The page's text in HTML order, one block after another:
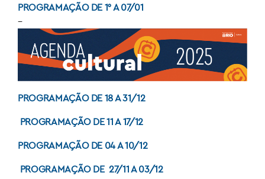
PROGRAMAÇÃO DE 1° A 07/01
–
PROGRAMAÇÃO DE 18 A 31/12
PROGRAMAÇÃO DE 11 A 17/12
PROGRAMAÇÃO DE 04 A 10/12
PROGRAMAÇÃO DE 27/11 A 03/12